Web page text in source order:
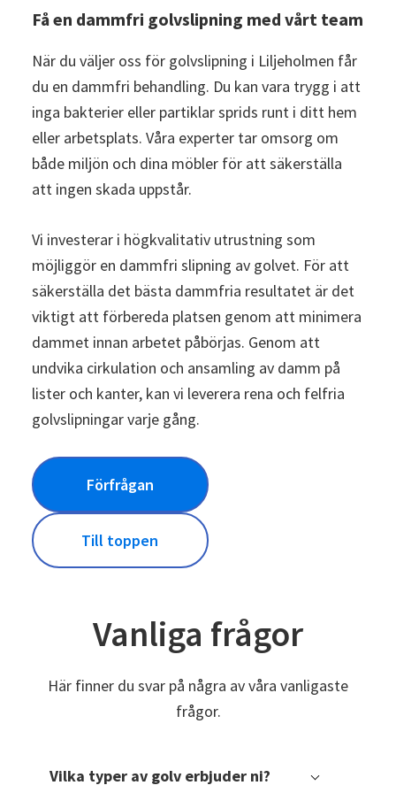
Få en dammfri golvslipning med vårt team
När du väljer oss för golvslipning i Liljeholmen får
du en dammfri behandling. Du kan vara trygg i att
inga bakterier eller partiklar sprids runt i ditt hem
eller arbetsplats. Våra experter tar omsorg om
både miljön och dina möbler för att säkerställa
att ingen skada uppstår.
Vi investerar i högkvalitativ utrustning som
möjliggör en dammfri slipning av golvet. För att
säkerställa det bästa dammfria resultatet är det
viktigt att förbereda platsen genom att minimera
dammet innan arbetet påbörjas. Genom att
undvika cirkulation och ansamling av damm på
lister och kanter, kan vi leverera rena och felfria
golvslipningar varje gång.
Förfrågan
Till toppen
Vanliga frågor
Här finner du svar på några av våra vanligaste
frågor.
Vilka typer av golv erbjuder ni?